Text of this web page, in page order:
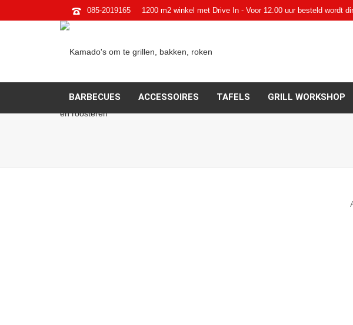
085-2019165 1200 m2 winkel met Drive In - Voor 12.00 uur besteld wordt
BARBECUES ACCESSOIRES TAFELS GRILL WORKSHOP